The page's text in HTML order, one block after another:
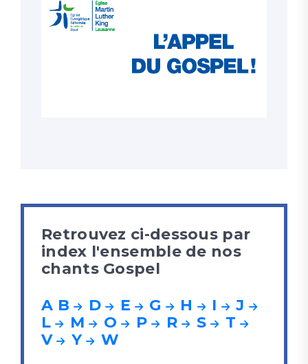
Retrouvez ci-dessous par
index l'ensemble de nos
chants Gospel
A B D E G H I
J
L
M O P R S
T
V
Y W